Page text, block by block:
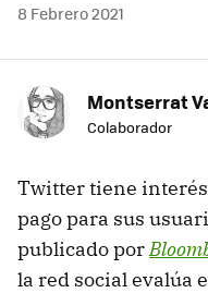
8 Febrero 2021
Montserrat
Colaborador
Twitter tiene
pago para sus
publicado por
la red social evalúa